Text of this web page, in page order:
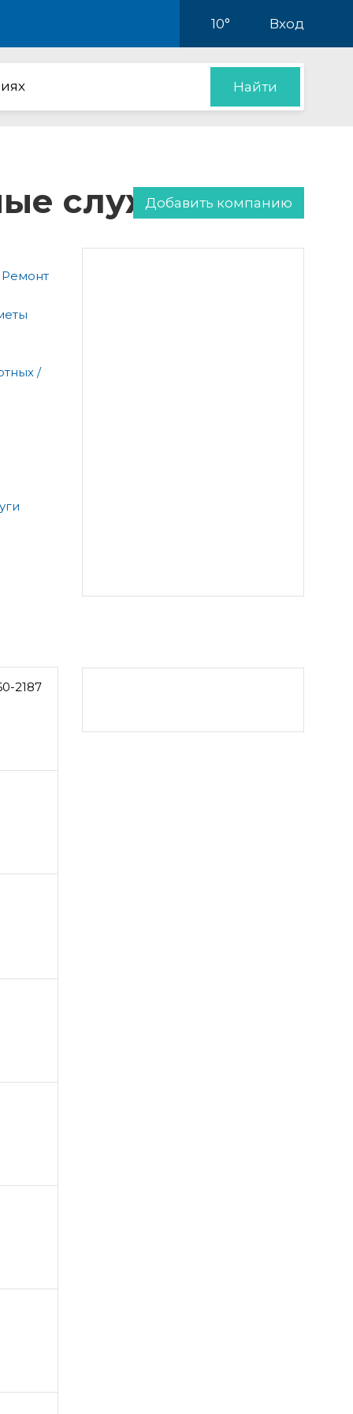
10° Вход
Найти
службыДобавить компанию
/
2187